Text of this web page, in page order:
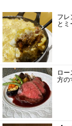
フレ
と
ロ
方の